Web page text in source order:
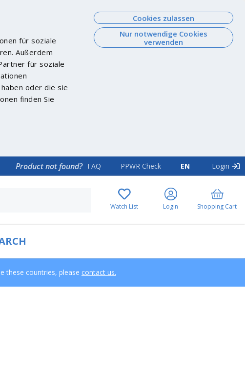
für soziale
Außerdem
für soziale
oder die sie
finden Sie
Cookies zulassen
Nur notwendige Cookies
verwenden
Product not found? FAQ PPWR Check EN Login
Watch List Login Shopping Cart
these countries, please contact us.